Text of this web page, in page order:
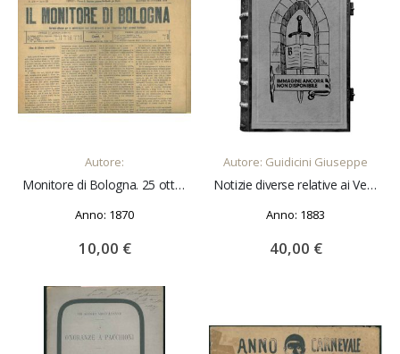
Autore:
Monitore di Bologna. 25 ottobre 1870. Anno xi, n. 286
Anno: 1870
10,00 €
AGGIUNGI AL CARRELLO
Autore: Guidicini Giuseppe
Notizie diverse relative ai Vescovi di Bologna da San Zama ad Oppizzoni. Aggiuntavi la vita di San Petronio e Dissertazione sopra il Cardinale Ildebrando Grassi
Anno: 1883
40,00 €